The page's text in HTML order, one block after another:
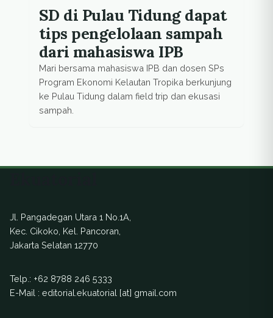
SD di Pulau Tidung dapat
tips pengelolaan sampah
dari mahasiswa IPB
Mari bersama mahasiswa IPB dan dosen SPs
Program Ekonomi Kelautan Tropika berkunjung
ke Pulau Tidung dalam field trip dan ekusasi
sampah.
Jl. Pangadegan Utara 1 No.1A,
Kec. Cikoko, Kel. Pancoran,
Jakarta Selatan 12770
Telp.: +62 8788 246 5333
E-Mail : editorial.ekuatorial [at] gmail.com